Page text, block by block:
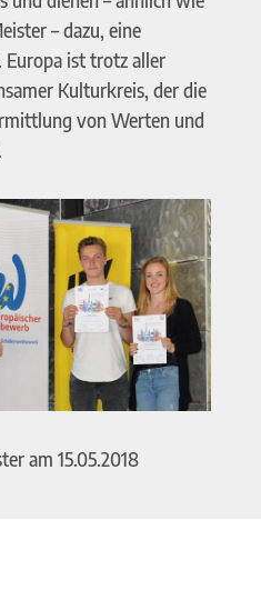
– dazu, eine
ist trotz aller
Kulturkreis, der die
von Werten und
am 15.05.2018